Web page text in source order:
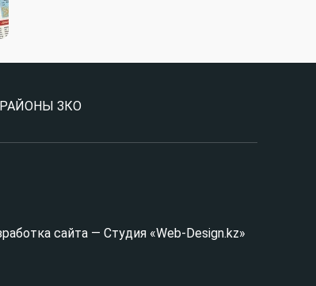
РАЙОНЫ ЗКО
сайта — Студия «Web-Design.kz»